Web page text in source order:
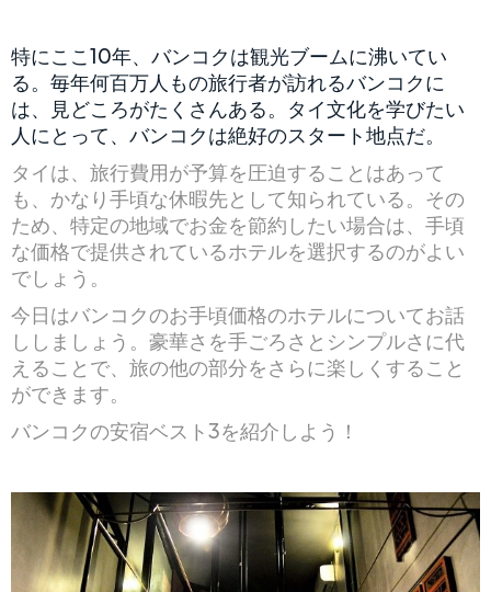
特にここ10年、バンコクは観光ブームに沸いてい
る。毎年何百万人もの旅行者が訪れるバンコクに
は、見どころがたくさんある。タイ文化を学びたい
人にとって、バンコクは絶好のスタート地点だ。
タイは、旅行費用が予算を圧迫することはあって
も、かなり手頃な休暇先として知られている。その
ため、特定の地域でお金を節約したい場合は、手頃
な価格で提供されているホテルを選択するのがよい
でしょう。
今日はバンコクのお手頃価格のホテルについてお話
ししましょう。豪華さを手ごろさとシンプルさに代
えることで、旅の他の部分をさらに楽しくすること
ができます。
バンコクの安宿ベスト3を紹介しよう！